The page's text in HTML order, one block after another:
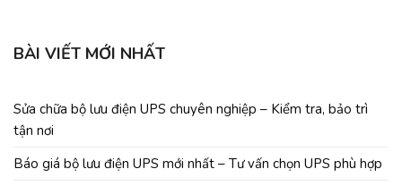
BÀI VIẾT MỚI NHẤT
Sửa chữa bộ lưu điện UPS chuyên nghiệp – Kiểm tra, bảo trì
tận nơi
Báo giá bộ lưu điện UPS mới nhất – Tư vấn chọn UPS phù hợp